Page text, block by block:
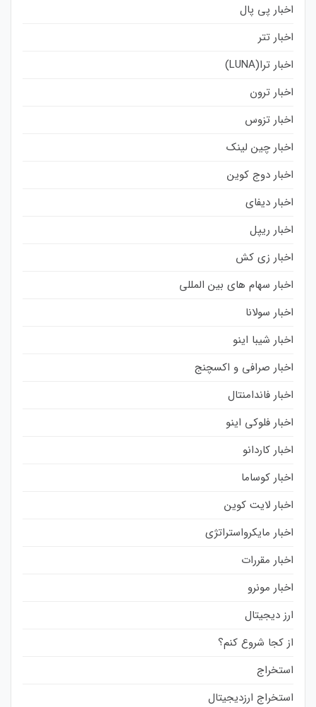
اخبار پی پال
اخبار تتر
اخبار ترا(LUNA)
اخبار ترون
اخبار تزوس
اخبار چین لینک
اخبار دوج کوین
اخبار دیفای
اخبار ریپل
اخبار زی کش
اخبار سهام های بین المللی
اخبار سولانا
اخبار شیبا اینو
اخبار صرافی و اکسچنج
اخبار فاندامنتال
اخبار فلوکی اینو
اخبار کاردانو
اخبار کوساما
اخبار لایت کوین
اخبار مایکرواستراتژی
اخبار مقررات
اخبار مونرو
ارز دیجیتال
از کجا شروع کنم؟
استخراج
استخراج ارزدیجیتال